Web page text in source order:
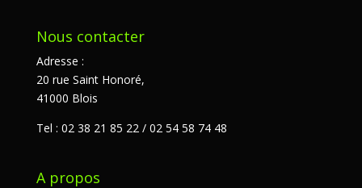
Nous contacter
Adresse :
20 rue Saint Honoré,
41000 Blois
Tel : 02 38 21 85 22 / 02 54 58 74 48
A propos